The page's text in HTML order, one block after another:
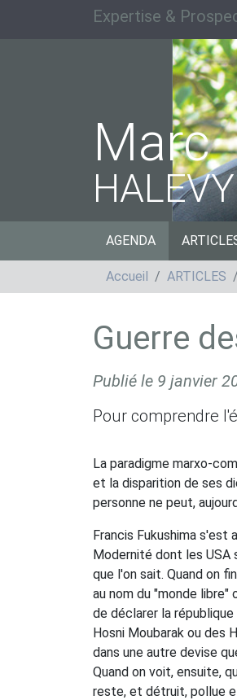
Expertise &
Marc
HALEVY
AGENDA
Accueil
ARTICLES
Guerre
Publié le 9 janvier
Pour comprendre
La paradigme marxo-
et la disparition de ses
personne ne peut,
Francis Fukushima
Modernité dont les USA
que l'on sait. Quand on
au nom du "monde libre"
de déclarer la république
Hosni Moubarak ou des
dans une autre devise
Quand on voit, ensuite,
reste, et détruit, pollue